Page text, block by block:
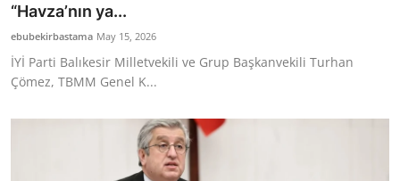
“Havza’nın ya...
ebubekirbastama May 15, 2026
İYİ Parti Balıkesir Milletvekili ve Grup Başkanvekili Turhan
Çömez, TBMM Genel K...